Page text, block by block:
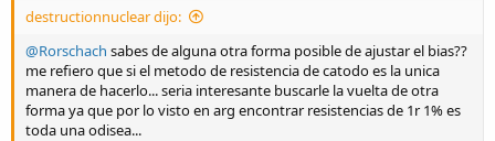
destructionnuclear dijo:
@Rorschach sabes de alguna otra forma posible de ajustar el bias??
me refiero que si el metodo de resistencia de catodo es la unica
manera de hacerlo... seria interesante buscarle la vuelta de otra
forma ya que por lo visto en arg encontrar resistencias de 1r 1% es
toda una odisea...